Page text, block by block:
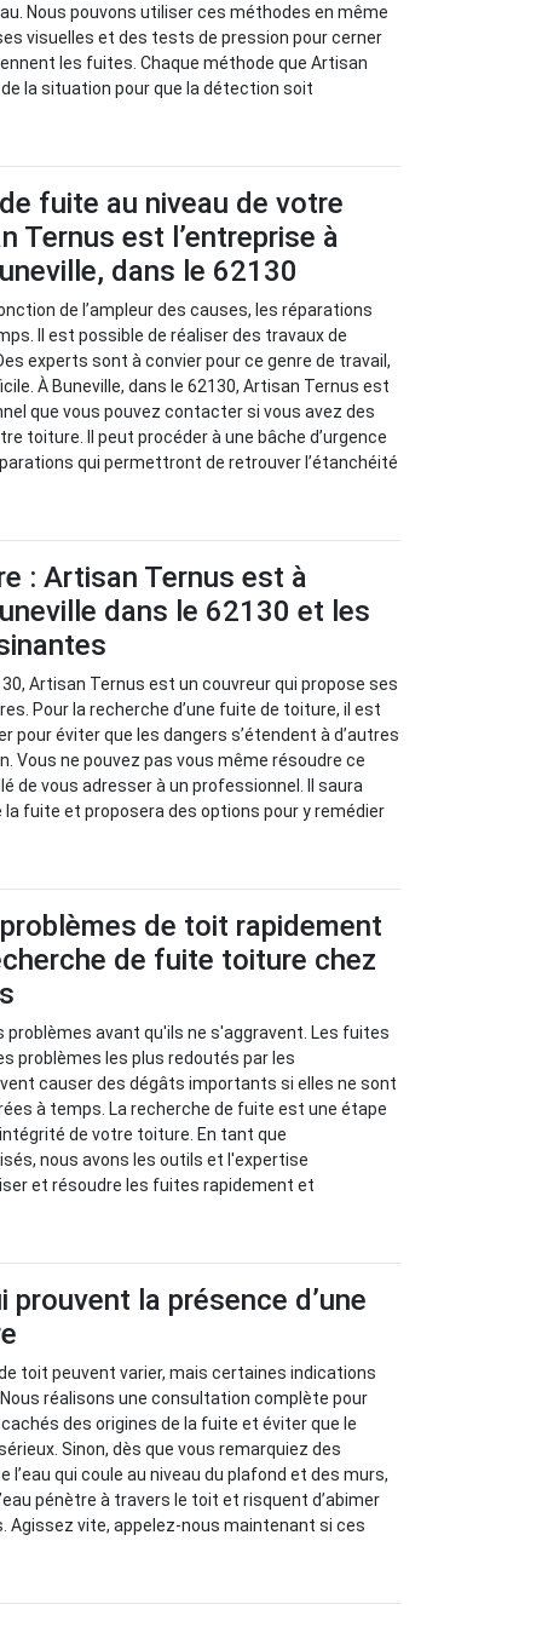
Nous pouvons utiliser ces méthodes en même
visuelles et des tests de pression pour cerner
les fuites. Chaque méthode que Artisan
la situation pour que la détection soit
fuite au niveau de votre
Ternus est l’entreprise à
dans le 62130
de l’ampleur des causes, les réparations
Il est possible de réaliser des travaux de
experts sont à convier pour ce genre de travail,
À Buneville, dans le 62130, Artisan Ternus est
que vous pouvez contacter si vous avez des
toiture. Il peut procéder à une bâche d’urgence
qui permettront de retrouver l’étanchéité
: Artisan Ternus est à
dans le 62130 et les
Artisan Ternus est un couvreur qui propose ses
Pour la recherche d’une fuite de toiture, il est
pour éviter que les dangers s’étendent à d’autres
Vous ne pouvez pas vous même résoudre ce
de vous adresser à un professionnel. Il saura
fuite et proposera des options pour y remédier
de toit rapidement
de fuite toiture chez
problèmes avant qu'ils ne s'aggravent. Les fuites
problèmes les plus redoutés par les
causer des dégâts importants si elles ne sont
à temps. La recherche de fuite est une étape
de votre toiture. En tant que
nous avons les outils et l'expertise
et résoudre les fuites rapidement et
prouvent la présence d’une
toit peuvent varier, mais certaines indications
réalisons une consultation complète pour
des origines de la fuite et éviter que le
Sinon, dès que vous remarquiez des
l’eau qui coule au niveau du plafond et des murs,
pénètre à travers le toit et risquent d’abimer
Agissez vite, appelez-nous maintenant si ces